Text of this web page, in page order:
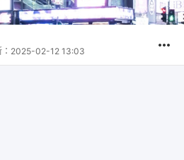
2025-02-12 13:03